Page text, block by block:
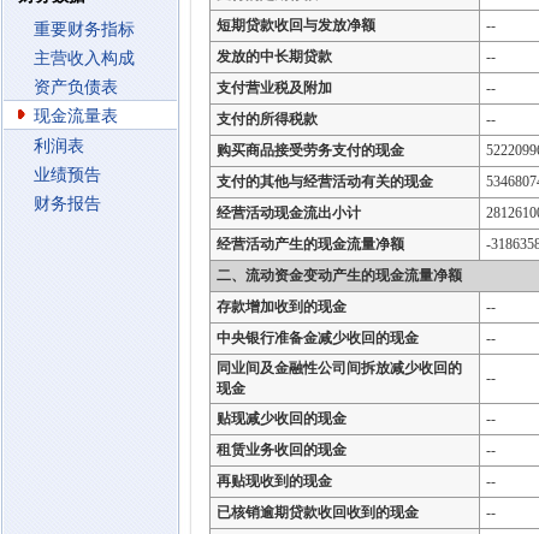
重要财务指标
主营收入构成
资产负债表
现金流量表
利润表
业绩预告
财务报告
短期贷款收回与发放净额
--
发放的中长期贷款
--
支付营业税及附加
--
支付的所得税款
--
购买商品接受劳务支付的现金
支付的其他与经营活动有关的现金
经营活动现金流出小计
经营活动产生的现金流量净额
-
二、流动资金变动产生的现金流量净额
存款增加收到的现金
--
中央银行准备金减少收回的现金
--
同业间及金融性公司间拆放减少收回的
现金
--
贴现减少收回的现金
--
租赁业务收回的现金
--
再贴现收到的现金
--
已核销逾期贷款收回收到的现金
--